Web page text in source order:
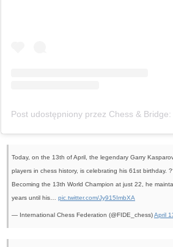
Today, on the 13th of April, the legendary Garry
players in chess history, is celebrating his 61st birthday.
Becoming the 13th World Champion at just 22, he
years until his… pic.twitter.com/Jy915ImbXA
— International Chess Federation (@FIDE_chess)April